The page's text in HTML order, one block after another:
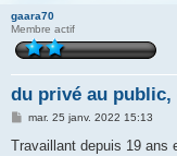
gaara70
Membre actif
du privé au
M
s
mar. 25 janv. 2022 15:13
Travaillant depuis 19 ans